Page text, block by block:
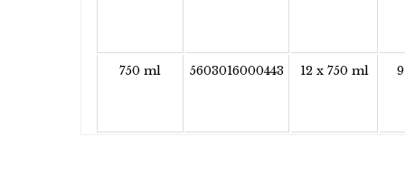
750 ml 5603016000443 12 x 750 ml